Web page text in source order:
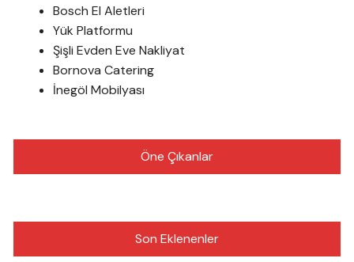
Bosch El Aletleri
Yük Platformu
Şişli Evden Eve Nakliyat
Bornova Catering
İnegöl Mobilyası
Öne Çıkanlar
Son Eklenenler